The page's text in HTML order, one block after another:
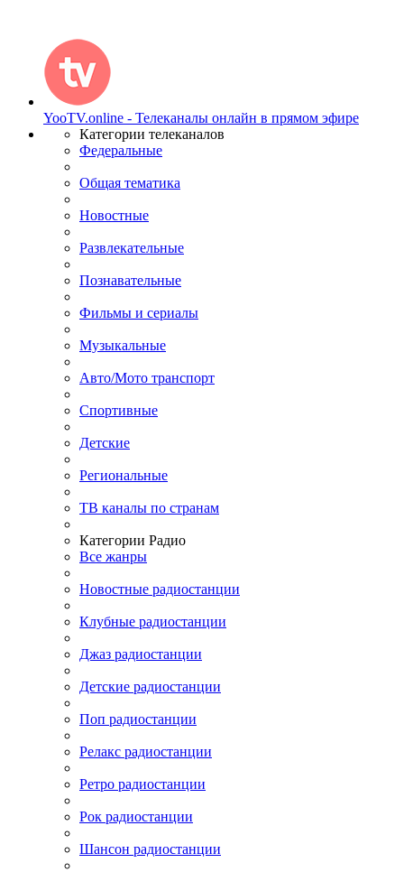
YooTV.online - Телеканалы онлайн в прямом эфире
Категории телеканалов
Федеральные
Общая тематика
Новостные
Развлекательные
Познавательные
Фильмы и сериалы
Музыкальные
Авто/Мото транспорт
Спортивные
Детские
Региональные
ТВ каналы по странам
Категории Радио
Все жанры
Новостные радиостанции
Клубные радиостанции
Джаз радиостанции
Детские радиостанции
Поп радиостанции
Релакс радиостанции
Ретро радиостанции
Рок радиостанции
Шансон радиостанции